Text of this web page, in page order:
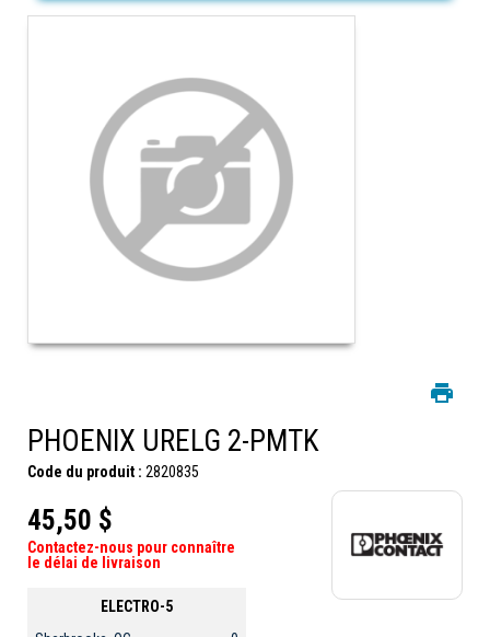
PHOENIX URELG 2-PMTK
Code du produit : 2820835
45,50 $
Contactez-nous pour connaître
le délai de livraison
ELECTRO-5